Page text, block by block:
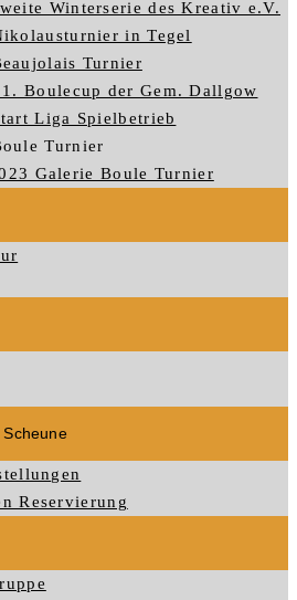
Winterserie des Kreativ e.V.
in Tegel
Turnier
Boulecup der Gem. Dallgow
Liga Spielbetrieb
Turnier
Galerie Boule Turnier
Reservierung